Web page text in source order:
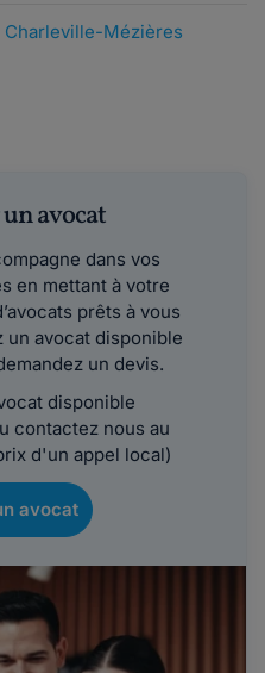
Mézières
avocat
dans vos
en mettant à votre
prêts à vous
un avocat disponible
un devis.
disponible
contactez nous au
d'un appel local)
avocat